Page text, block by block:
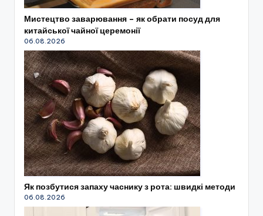
Мистецтво заварювання – як обрати посуд для
китайської чайної церемонії
06.08.2026
Як позбутися запаху часнику з рота: швидкі методи
06.08.2026